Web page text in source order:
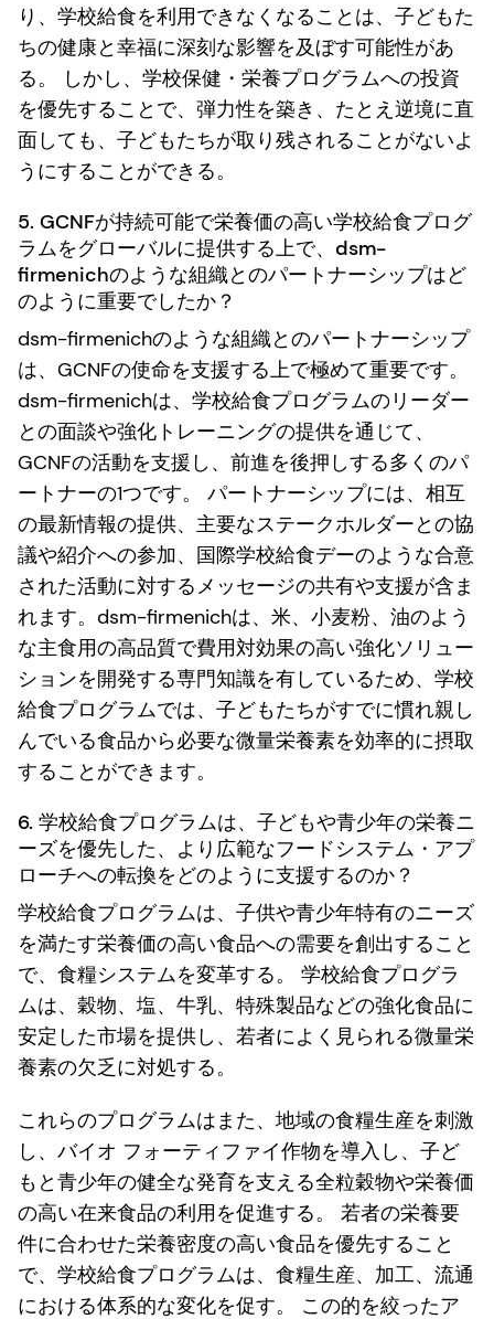
り、学校給食を利用できなくなることは、子どもた
ちの健康と幸福に深刻な影響を及ぼす可能性があ
る。 しかし、学校保健・栄養プログラムへの投資
を優先することで、弾力性を築き、たとえ逆境に直
面しても、子どもたちが取り残されることがないよ
うにすることができる。
5. GCNFが持続可能で栄養価の高い学校給食プログ
ラムをグローバルに提供する上で、dsm-
firmenichのような組織とのパートナーシップはど
のように重要でしたか？
dsm-firmenichのような組織とのパートナーシップ
は、GCNFの使命を支援する上で極めて重要です。
dsm-firmenichは、学校給食プログラムのリーダー
との面談や強化トレーニングの提供を通じて、
GCNFの活動を支援し、前進を後押しする多くのパ
ートナーの1つです。 パートナーシップには、相互
の最新情報の提供、主要なステークホルダーとの協
議や紹介への参加、国際学校給食デーのような合意
された活動に対するメッセージの共有や支援が含ま
れます。dsm-firmenichは、米、小麦粉、油のよう
な主食用の高品質で費用対効果の高い強化ソリュー
ションを開発する専門知識を有しているため、学校
給食プログラムでは、子どもたちがすでに慣れ親し
んでいる食品から必要な微量栄養素を効率的に摂取
することができます。
6. 学校給食プログラムは、子どもや青少年の栄養ニ
ーズを優先した、より広範なフードシステム・アプ
ローチへの転換をどのように支援するのか？
学校給食プログラムは、子供や青少年特有のニーズ
を満たす栄養価の高い食品への需要を創出すること
で、食糧システムを変革する。 学校給食プログラ
ムは、穀物、塩、牛乳、特殊製品などの強化食品に
安定した市場を提供し、若者によく見られる微量栄
養素の欠乏に対処する。
これらのプログラムはまた、地域の食糧生産を刺激
し、バイオ フォーティファイ作物を導入し、子ど
もと青少年の健全な発育を支える全粒穀物や栄養価
の高い在来食品の利用を促進する。 若者の栄養要
件に合わせた栄養密度の高い食品を優先すること
で、学校給食プログラムは、食糧生産、加工、流通
における体系的な変化を促す。 この的を絞ったア